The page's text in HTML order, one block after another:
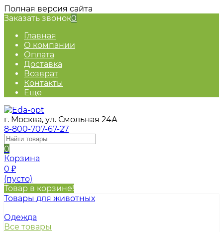
Полная версия сайта
Заказать звонок0
Главная
О компании
Оплата
Доставка
Возврат
Контакты
Еще
г. Москва, ул. Смольная 24А
8-800-707-67-27
0
Корзина
0 ₽
(пусто)
Товар в корзине!
Товары для животных
Одежда
Все товары